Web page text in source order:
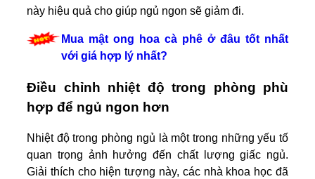
này hiệu quả cho giúp ngủ ngon sẽ giảm đi.
Mua mật ong hoa cà phê ở đâu tốt nhất
với giá hợp lý nhất?
Điều chỉnh nhiệt độ trong phòng phù
hợp để ngủ ngon hơn
Nhiệt độ trong phòng ngủ là một trong những yếu tố
quan trọng ảnh hưởng đến chất lượng giấc ngủ.
Giải thích cho hiện tượng này, các nhà khoa học đã